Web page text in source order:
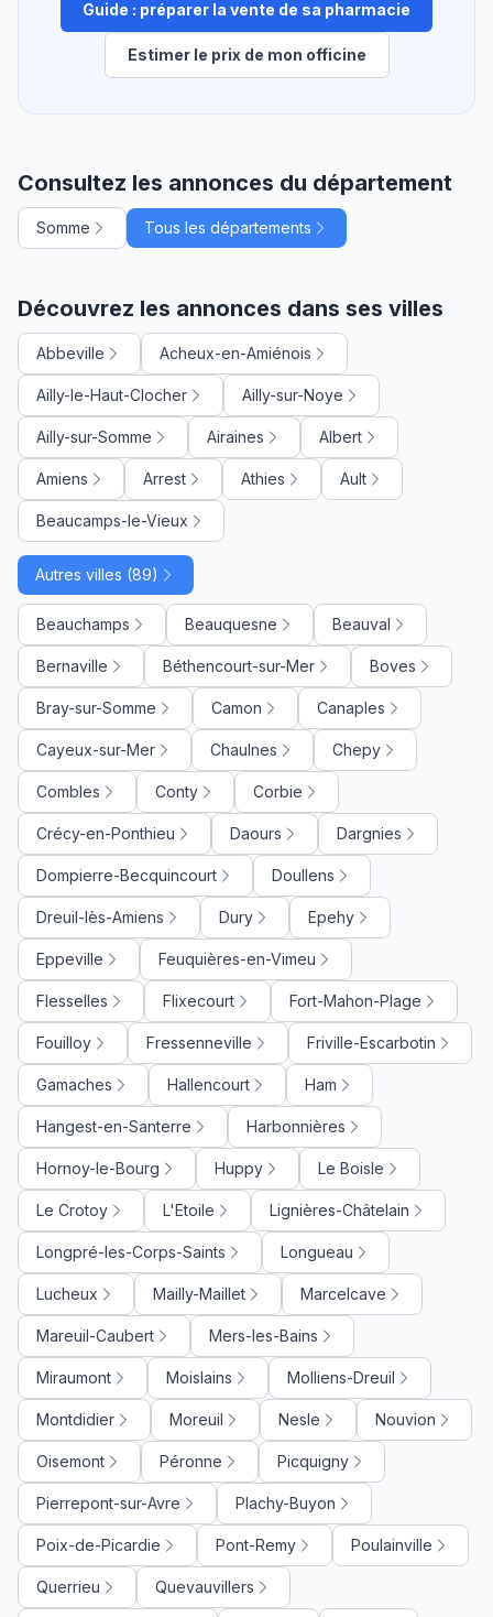
Guide : préparer la vente de sa pharmacie
Estimer le prix de mon officine
Consultez les annonces du département
Somme Tous les départements
Découvrez les annonces dans ses villes
Abbeville Acheux-en-Amiénois
Ailly-le-Haut-Clocher Ailly-sur-Noye
Ailly-sur-Somme Airaines Albert
Amiens Arrest Athies Ault
Beaucamps-le-Vieux
Autres villes (89)
Beauchamps Beauquesne Beauval
Bernaville Béthencourt-sur-Mer Boves
Bray-sur-Somme Camon Canaples
Cayeux-sur-Mer Chaulnes Chepy
Combles Conty Corbie
Crécy-en-Ponthieu Daours Dargnies
Dompierre-Becquincourt Doullens
Dreuil-lès-Amiens Dury Epehy
Eppeville Feuquières-en-Vimeu
Flesselles Flixecourt Fort-Mahon-Plage
Fouilloy Fressenneville Friville-Escarbotin
Gamaches Hallencourt Ham
Hangest-en-Santerre Harbonnières
Hornoy-le-Bourg Huppy Le Boisle
Le Crotoy L'Etoile Lignières-Châtelain
Longpré-les-Corps-Saints Longueau
Lucheux Mailly-Maillet Marcelcave
Mareuil-Caubert Mers-les-Bains
Miraumont Moislains Molliens-Dreuil
Montdidier Moreuil Nesle Nouvion
Oisemont Péronne Picquigny
Pierrepont-sur-Avre Plachy-Buyon
Poix-de-Picardie Pont-Remy Poulainville
Querrieu Quevauvillers